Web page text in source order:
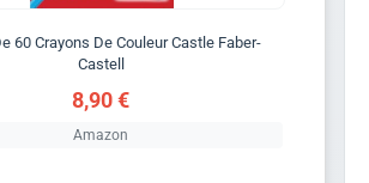
60 Crayons De Couleur Castle Faber-
Castell
8,90 €
Amazon